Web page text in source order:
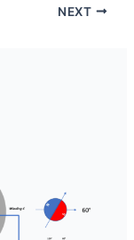
NEXT